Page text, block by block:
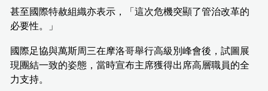
甚至國際特赦組織亦表示，「這次危機突顯了管治改革的
必要性。」
國際足協與萬斯周三在摩洛哥舉行高級別峰會後，試圖展
現團結一致的姿態，當時宣布主席獲得出席高層職員的全
力支持。